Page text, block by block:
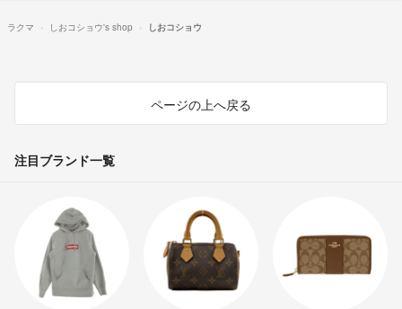
ラクマ しおコショウ's shop しおコショウ
ページの上へ戻る
注目ブランド一覧